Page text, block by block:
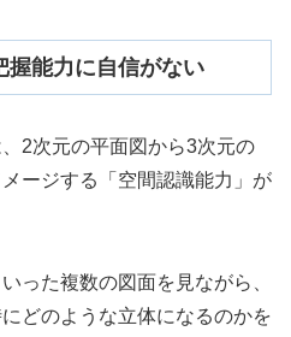
握能力に自信がない
2次元の平面図から3次元の
ージする「空間認識能力」が
った複数の図面を見ながら、
どのような立体になるのかを